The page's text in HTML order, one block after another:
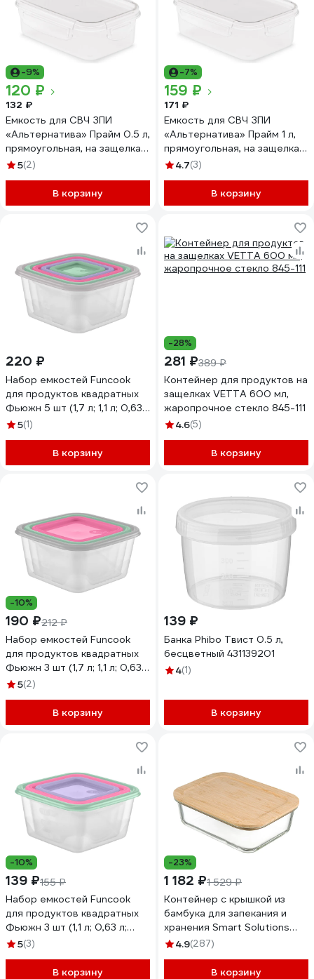
-9%
120 ₽
132 ₽
Емкость для СВЧ ЗПИ
«Альтернатива» Прайм 0.5 л,
прямоугольная, на защелках
М8500
5(2)
В корзину
-7%
159 ₽
171 ₽
Емкость для СВЧ ЗПИ
«Альтернатива» Прайм 1 л,
прямоугольная, на защелках
М8501
4.7(3)
В корзину
220 ₽
Набор емкостей Funcook
для продуктов квадратных
Фьюжн 5 шт (1,7 л; 1,1 л; 0,63
л; 0,33 л; 0,15 л) FC1115
5(1)
В корзину
-28%
281 ₽389 ₽
Контейнер для продуктов на
защелках VETTA 600 мл,
жаропрочное стекло 845-111
4.6(5)
В корзину
-10%
190 ₽212 ₽
Набор емкостей Funcook
для продуктов квадратных
Фьюжн 3 шт (1,7 л; 1,1 л; 0,63
л) FC1120
5(2)
В корзину
139 ₽
Банка Phibo Твист 0.5 л,
бесцветный 431139201
4(1)
В корзину
-10%
139 ₽155 ₽
Набор емкостей Funcook
для продуктов квадратных
Фьюжн 3 шт (1,1 л; 0,63 л;
0,33 л) FC1121
5(3)
В корзину
-23%
1 182 ₽1 529 ₽
Контейнер с крышкой из
бамбука для запекания и
хранения Smart Solutions
1520 мл LB1520RC
4.9(287)
В корзину